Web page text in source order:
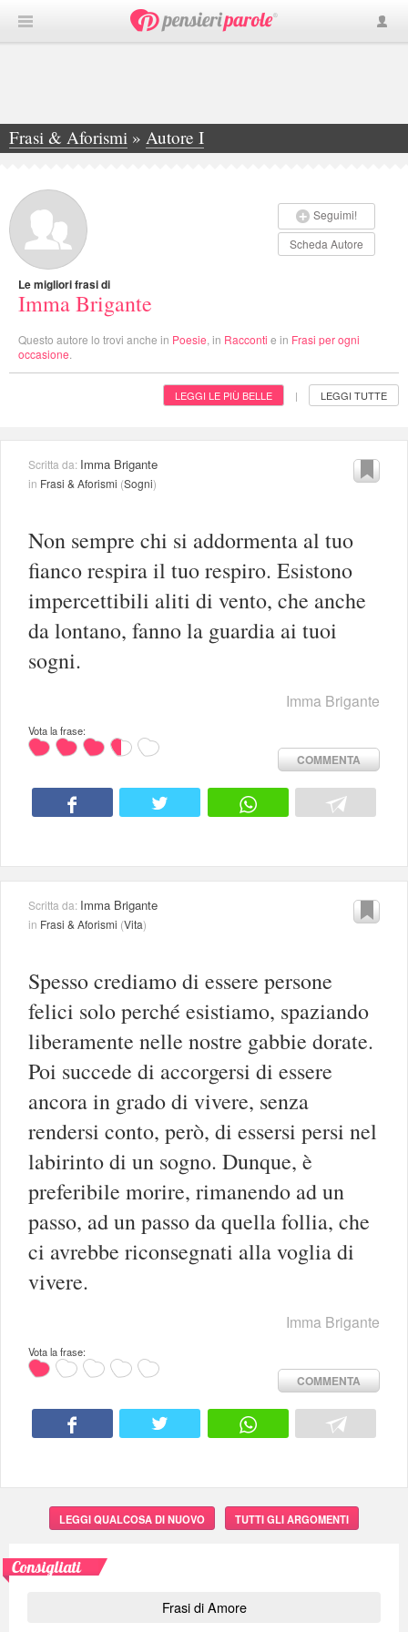
Frasi & Aforismi » Autore I
»Imma Brigante
Seguimi!
Scheda Autore
Le migliori frasi di
Imma Brigante
Questo autore lo trovi anche in Poesie , in Racconti e in Frasi per ogni
occasione
LEGGI LE PIÙ BELLE | LEGGI TUTTE
Scritta da: Imma Brigante
in Frasi & Aforismi (Sogni)
Non sempre chi si addormenta al tuo
fianco respira il tuo respiro. Esistono
impercettibili aliti di vento, che anche
da lontano, fanno la guardia ai tuoi
sogni.
Imma Brigante
Vota la frase:
COMMENTA
Scritta da: Imma Brigante
in Frasi & Aforismi (Vita)
Spesso crediamo di essere persone
felici solo perché esistiamo, spaziando
liberamente nelle nostre gabbie dorate.
Poi succede di accorgersi di essere
ancora in grado di vivere, senza
rendersi conto, però, di essersi persi nel
labirinto di un sogno. Dunque, è
preferibile morire, rimanendo ad un
passo, ad un passo da quella follia, che
ci avrebbe riconsegnati alla voglia di
vivere.
Imma Brigante
Vota la frase:
COMMENTA
LEGGI QUALCOSA DI NUOVO TUTTI GLI ARGOMENTI
Consigliati
Frasi di Amore